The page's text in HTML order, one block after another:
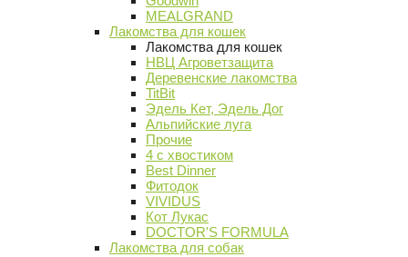
MEALGRAND
Лакомства для кошек
Лакомства для кошек
НВЦ Агроветзащита
Деревенские лакомства
TitBit
Эдель Кет, Эдель Дог
Альпийские луга
Прочие
4 с хвостиком
Best Dinner
Фитодок
VIVIDUS
Кот Лукас
DOCTOR'S FORMULA
Лакомства для собак